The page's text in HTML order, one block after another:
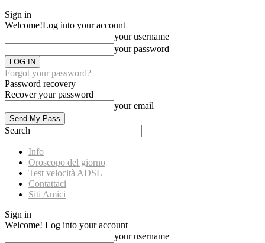
Sign in
Welcome!Log into your account
your username
your password
Forgot your password?
Password recovery
Recover your password
your email
Search
Info
Oroscopo del giorno
Test velocità ADSL
Contattaci
Siti Amici
Sign in
Welcome! Log into your account
your username